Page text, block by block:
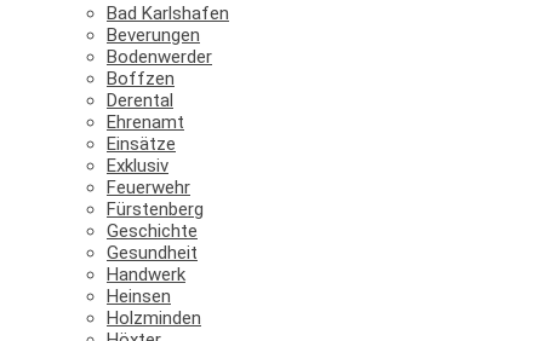
Bad Karlshafen
Beverungen
Bodenwerder
Boffzen
Derental
Ehrenamt
Einsätze
Exklusiv
Feuerwehr
Fürstenberg
Geschichte
Gesundheit
Handwerk
Heinsen
Holzminden